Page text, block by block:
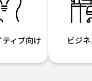
ティブ向け ビジ